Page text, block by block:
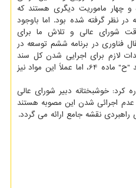
و چهار ماموریت دیگری هستند که
در نظر گرفته شده بود. اما باوجود
شورای عالی و تلاش ما برای
فناوری در برنامه ششم توسعه در
تمهیدات لازم برای اجرایی شدن کل سند
توسط سازمان برنامه وبودجه دربند "ح" ماده 64، اما عملاً این مواد نیز
کرد: خوشبختانه دبیر شورای عالی
عدم اجرائی شدن این مصوبه هستند
راهبردی نقشه جامع ارائه می گردد.